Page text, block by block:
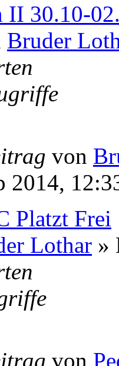
II 30.10-
Bruder
von
2014,
Platzt Frei
Lothar »
von